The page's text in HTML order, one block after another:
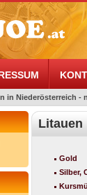
in Niederösterreich -
Litauen
Gold
Silber,